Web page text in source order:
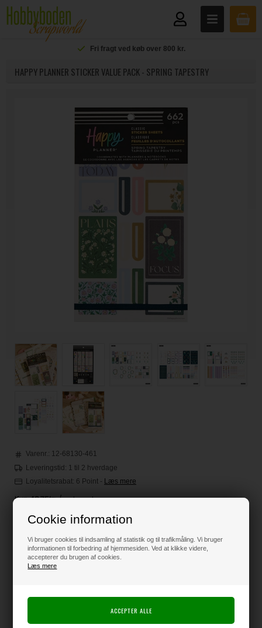
Cookie information
Vi bruger cookies til indsamling af statistik og til trafikmåling. Vi bruger
informationen til forbedring af hjemmesiden. Ved at klikke videre,
accepterer du brugen af cookies.
Læs mere
Fri fragt ved køb over 800 kr.
HAPPY PLANNER STICKER VALUE PACK - SPRING TAPESTRY
Varenr.: 12-68130-461
Leveringstid: 1 til 2 hverdage
Loyalitetsrabat: 6 Point - Læs mere
195,00DKK
Klik her for pris inkl. fragt
Varen er på lager